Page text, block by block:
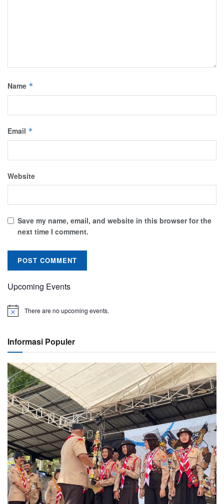
Name *
Email *
Website
Save my name, email, and website in this browser for the
next time I comment.
Upcoming Events
There are no upcoming events.
Informasi Populer